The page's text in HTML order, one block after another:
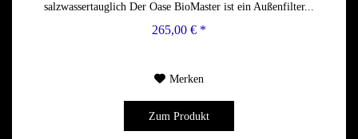
salzwassertauglich Der Oase BioMaster ist ein Außenfilter...
265,00 € *
Merken
Zum Produkt